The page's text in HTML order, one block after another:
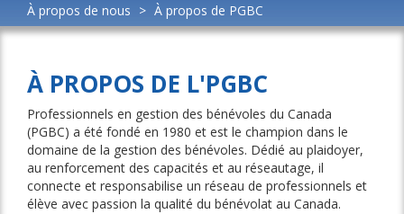
À propos de nous > À propos de PGBC
À PROPOS DE L'PGBC
Professionnels en gestion des bénévoles du Canada
(PGBC) a été fondé en 1980 et est le champion dans le
domaine de la gestion des bénévoles. Dédié au plaidoyer,
au renforcement des capacités et au réseautage, il
connecte et responsabilise un réseau de professionnels et
élève avec passion la qualité du bénévolat au Canada.